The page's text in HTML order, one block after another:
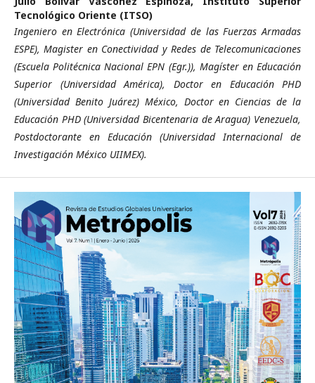
Tecnológico Oriente (ITSO)
Ingeniero en Electrónica (Universidad de las Fuerzas Armadas
ESPE), Magister en Conectividad y Redes de Telecomunicaciones
(Escuela Politécnica Nacional EPN (Egr.)), Magíster en Educación
Superior (Universidad América), Doctor en Educación PHD
(Universidad Benito Juárez) México, Doctor en Ciencias de la
Educación PHD (Universidad Bicentenaria de Aragua) Venezuela,
Postdoctorante en Educación (Universidad Internacional de
Investigación México UIIMEX).